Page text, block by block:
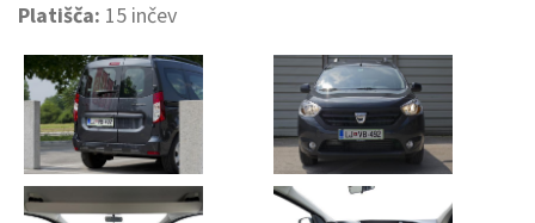
Platišča: 15 inčev